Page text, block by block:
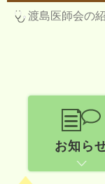
渡島医師会の
お知ら